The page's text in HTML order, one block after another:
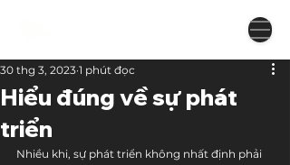
Hiểu đúng về sự phát
triển
30 thg 3, 2023 1 phút đọc
Nhiều khi, sự phát triển không nhất định phải